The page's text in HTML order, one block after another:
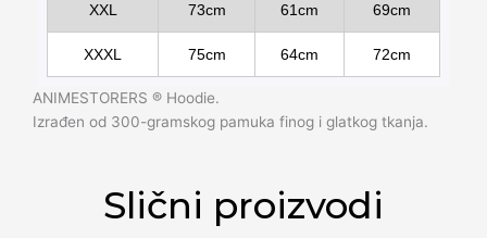
XXL 73cm 61cm 69cm
XXXL 75cm 64cm 72cm
ANIMESTORERS ®️ Hoodie.
Izrađen od 300-gramskog pamuka finog i glatkog tkanja.
Slični proizvodi